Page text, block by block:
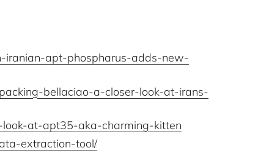
iranian-apt-phospharus-adds-new-
bellaciao-a-closer-look-at-irans-
look-at-apt35-aka-charming-kitten
extraction-tool/